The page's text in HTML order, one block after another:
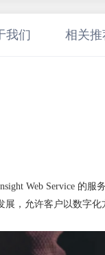
我们 相关推
Web Service 的
，允许客户以数字